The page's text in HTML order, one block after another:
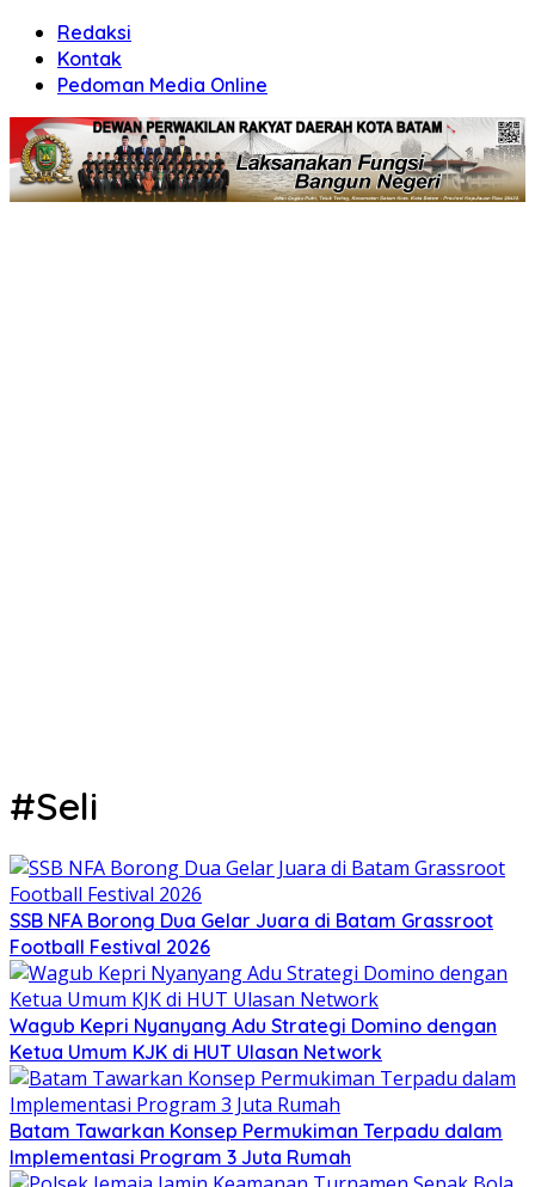
Redaksi
Kontak
Pedoman Media Online
#Seli
SSB NFA Borong Dua Gelar Juara di Batam Grassroot
Football Festival 2026
Wagub Kepri Nyanyang Adu Strategi Domino dengan
Ketua Umum KJK di HUT Ulasan Network
Batam Tawarkan Konsep Permukiman Terpadu dalam
Implementasi Program 3 Juta Rumah